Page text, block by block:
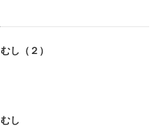
むし（２）
むし